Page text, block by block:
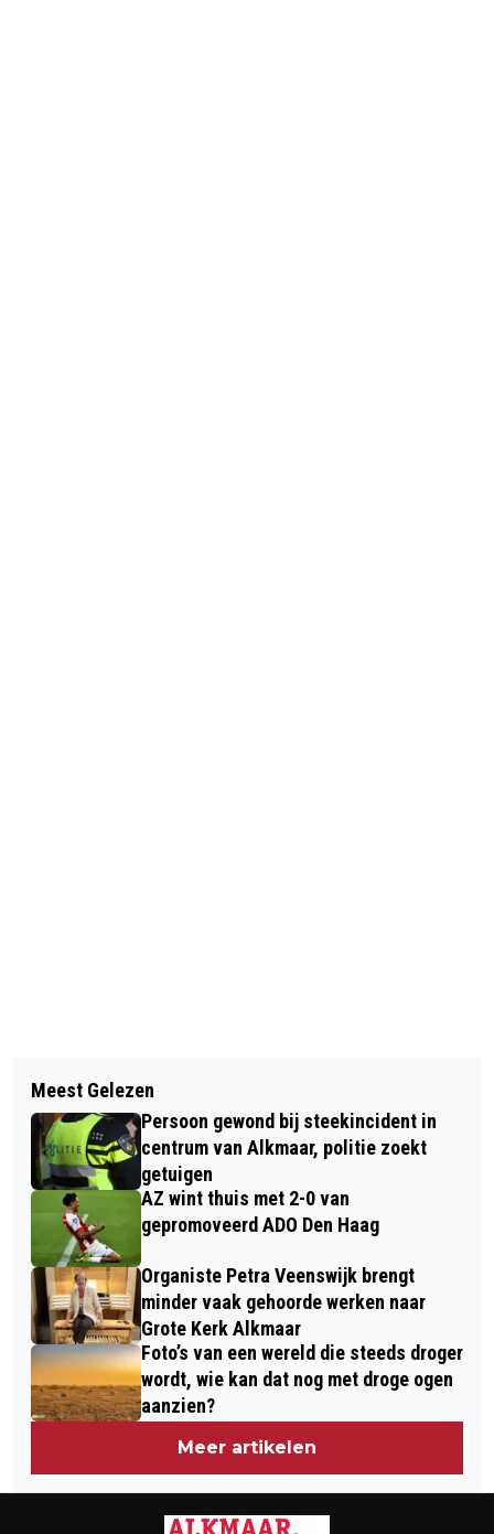
DIALOOGTAFELS KETI KOTI ALKMAAR
OP 10 EN 11 JUNI: SAMEN IN
GESPREK OVER RACISME,
DIVERSITEIT EN SLAVERNIJ
ZOMERS GENIETEN OP DE FIETS
TIJDENS DOORTRAPPEN
ZOMERFIETSTOCHT
Meest Gelezen
Persoon gewond bij steekincident in
centrum van Alkmaar, politie zoekt
getuigen
AZ wint thuis met 2-0 van
gepromoveerd ADO Den Haag
Organiste Petra Veenswijk brengt
minder vaak gehoorde werken naar
Grote Kerk Alkmaar
Foto’s van een wereld die steeds droger
wordt, wie kan dat nog met droge ogen
aanzien?
Meer artikelen